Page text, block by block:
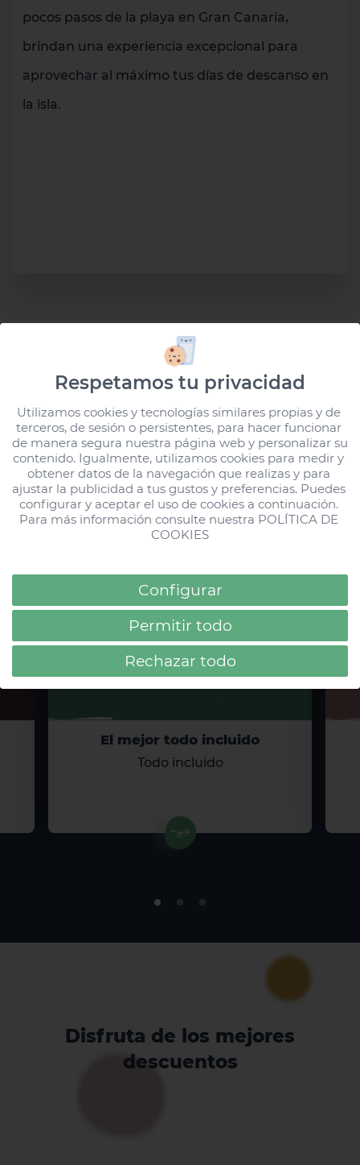
Loading...
pocos pasos de la playa en Gran Canaria,
brindan una experiencia excepcional para
aprovechar al máximo tus días de descanso en
la isla.
Servicios adaptados a tus
necesidades
El mejor todo incluido
Todo incluido
Disfruta de los mejores
descuentos
#HDHotels
#HDParqueCristobalGC
#HDParqueCristobalTF
#HDBeachResort
#AcuarioLifestyle
Respetamos tu privacidad
Utilizamos cookies y tecnologías similares propias y de
terceros, de sesión o persistentes, para hacer funcionar
de manera segura nuestra página web y personalizar su
contenido. Igualmente, utilizamos cookies para medir y
obtener datos de la navegación que realizas y para
ajustar la publicidad a tus gustos y preferencias. Puedes
configurar y aceptar el uso de cookies a continuación.
Para más información consulte nuestra POLÍTICA DE
COOKIES
Configurar
Permitir todo
Rechazar todo